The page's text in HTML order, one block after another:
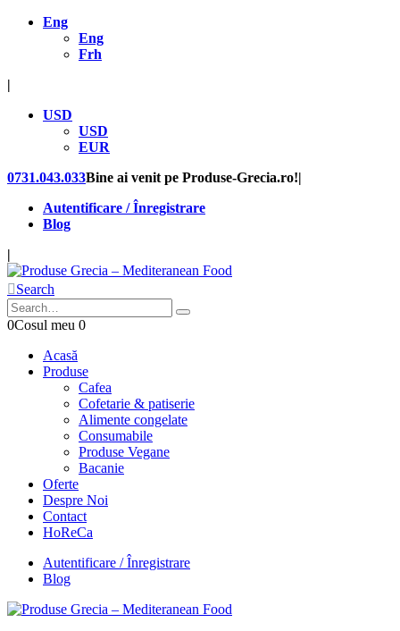
Eng
Eng
Frh
|
USD
USD
EUR
0731.043.033Bine ai venit pe Produse-Grecia.ro!|
Autentificare / Înregistrare
Blog
|
Search
0Cosul meu 0
Acasă
Produse
Cafea
Cofetarie & patiserie
Alimente congelate
Consumabile
Produse Vegane
Bacanie
Oferte
Despre Noi
Contact
HoReCa
Autentificare / Înregistrare
Blog